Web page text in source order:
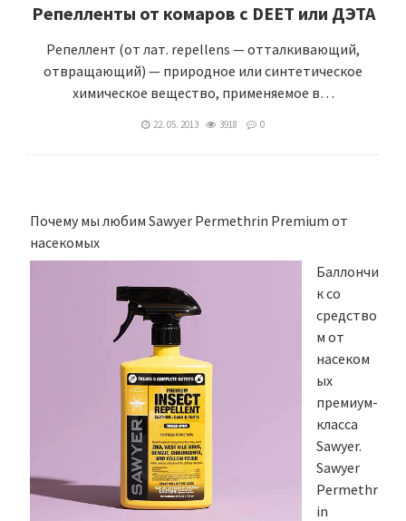
Репелленты от комаров с DEET или ДЭТА
Репеллент (от лат. repellens — отталкивающий,
отвращающий) — природное или синтетическое
химическое вещество, применяемое в…
22. 05. 2013 3918 0
Почему мы любим Sawyer Permethrin Premium от
насекомых
Баллончи
к со
средство
м от
насеком
ых
премиум-
класса
Sawyer.
Sawyer
Permethr
in